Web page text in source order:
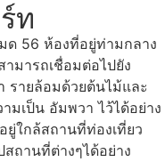
ท
ด 56 ห้องที่อยู่ท่ามกลาง
มารถเชื่อมต่อไปยัง
รายล้อมด้วยต้นไม้และ
มเป็น อัมพวา ไว้ได้อย่าง
ใกล้สถานที่ท่องเที่ยว
ถานที่ต่างๆได้อย่าง